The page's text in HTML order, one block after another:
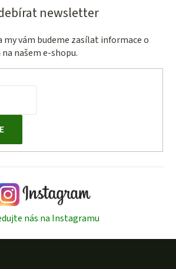
v
p
i
newsletter
my vám budeme zasílat informace o
našem e-shopu.
nás na Instagramu